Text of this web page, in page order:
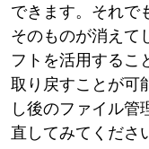
できます。それで
そのものが消えて
フトを活用するこ
取り戻すことが可
し後のファイル管
直してみてくださ